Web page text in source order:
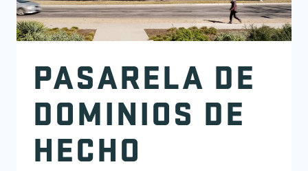
PASARELA DE
DOMINIOS DE
HECHO